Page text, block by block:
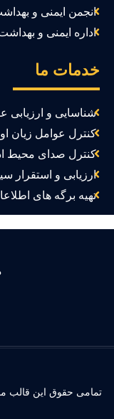
انجمن ایمنی و بهداشت
اداره ایمنی و بهداشت
ما
شناسایی و ارزیابی
کنترل عوامل زیان اور
کنترل صدای محیط
ارزیابی و استقرار
تهیه برگه های اطلاعات
حقوق این قالب